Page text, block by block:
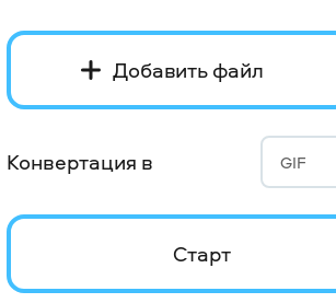
Добавить файл
Конвертация в GIF
Старт